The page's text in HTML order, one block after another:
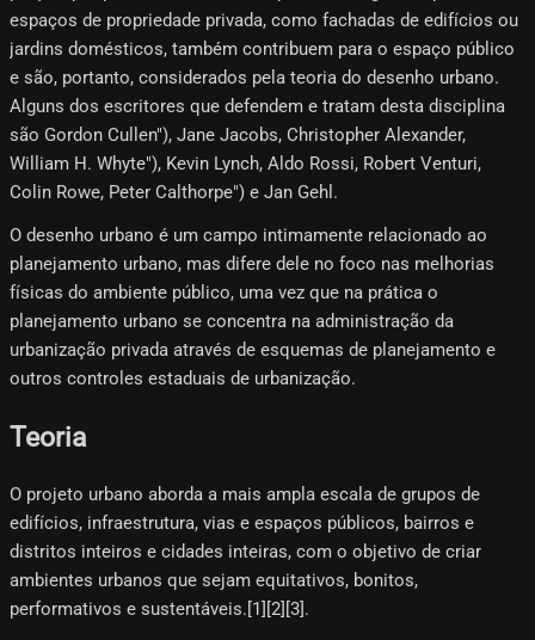
espaços de propriedade privada, como fachadas de edifícios ou
jardins domésticos, também contribuem para o espaço público
e são, portanto, considerados pela teoria do desenho urbano.
Alguns dos escritores que defendem e tratam desta disciplina
são Gordon Cullen"), Jane Jacobs, Christopher Alexander,
William H. Whyte"), Kevin Lynch, Aldo Rossi, Robert Venturi,
Colin Rowe, Peter Calthorpe") e Jan Gehl.
O desenho urbano é um campo intimamente relacionado ao
planejamento urbano, mas difere dele no foco nas melhorias
físicas do ambiente público, uma vez que na prática o
planejamento urbano se concentra na administração da
urbanização privada através de esquemas de planejamento e
outros controles estaduais de urbanização.
Teoria
O projeto urbano aborda a mais ampla escala de grupos de
edifícios, infraestrutura, vias e espaços públicos, bairros e
distritos inteiros e cidades inteiras, com o objetivo de criar
ambientes urbanos que sejam equitativos, bonitos,
performativos e sustentáveis.[1][2][3]​.